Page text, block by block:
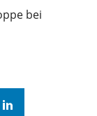
bei